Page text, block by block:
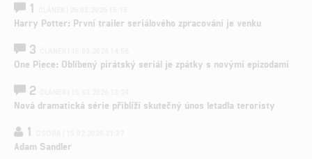
1
Harry Potter: První trailer seriálového zpracování je venku
3
One Piece: Oblíbený pirátský seriál je zpátky s novými epizodami
2
Nová dramatická série přiblíží skutečný únos letadla teroristy
1
Adam Sandler